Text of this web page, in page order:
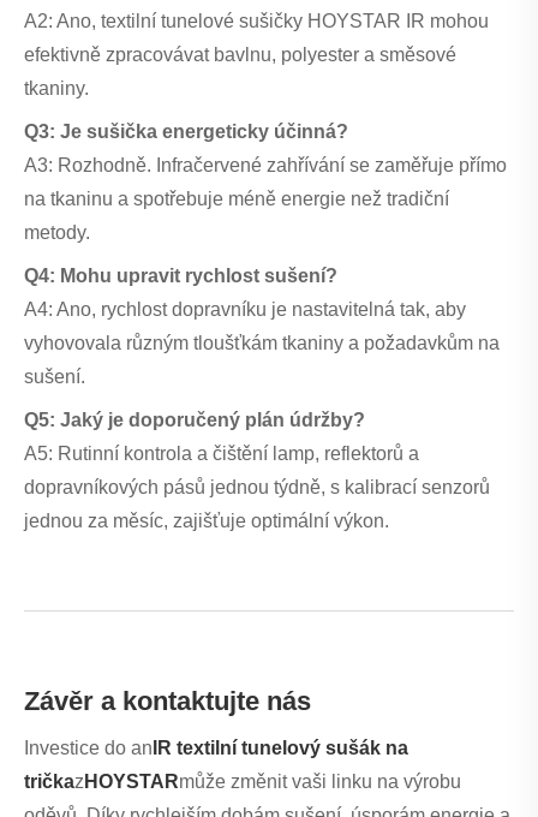
A2: Ano, textilní tunelové sušičky HOYSTAR IR mohou
efektivně zpracovávat bavlnu, polyester a směsové
tkaniny.
Q3: Je sušička energeticky účinná?
A3: Rozhodně. Infračervené zahřívání se zaměřuje přímo
na tkaninu a spotřebuje méně energie než tradiční
metody.
Q4: Mohu upravit rychlost sušení?
A4: Ano, rychlost dopravníku je nastavitelná tak, aby
vyhovovala různým tloušťkám tkaniny a požadavkům na
sušení.
Q5: Jaký je doporučený plán údržby?
A5: Rutinní kontrola a čištění lamp, reflektorů a
dopravníkových pásů jednou týdně, s kalibrací senzorů
jednou za měsíc, zajišťuje optimální výkon.
Závěr a kontaktujte nás
Investice do an IR textilní tunelový sušák na
tričkaz HOYSTARmůže změnit vaši linku na výrobu